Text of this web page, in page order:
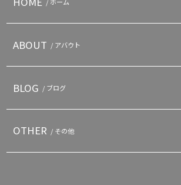
/ ホーム
ABOUT / アバウト
BLOG / ブログ
OTHER / その他